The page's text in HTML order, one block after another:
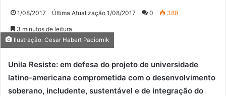
1/08/2017 Última Atualização 1/08/2017 0 388
3 minutos de leitura
Ilustração: Cesar Habert Paciornik
Unila Resiste: em defesa do projeto de universidade
latino-americana comprometida com o desenvolvimento
soberano, includente, sustentável e de integração do